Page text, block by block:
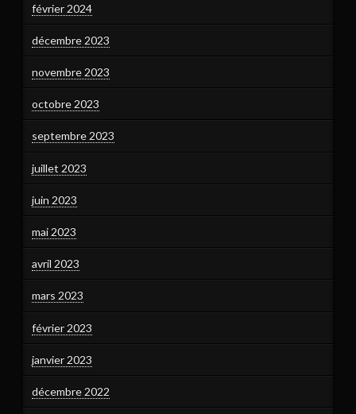
février 2024
décembre 2023
novembre 2023
octobre 2023
septembre 2023
juillet 2023
juin 2023
mai 2023
avril 2023
mars 2023
février 2023
janvier 2023
décembre 2022